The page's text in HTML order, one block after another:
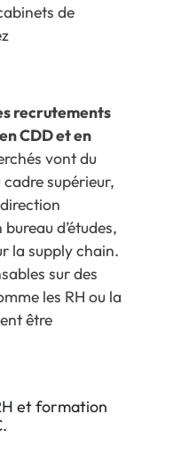
de
recrutements
CDD et en
vont du
supérieur,
d’études,
la supply chain.
sur des
les RH ou la
être
et formation